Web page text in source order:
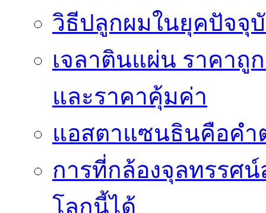
วิธีปลูกผมในยุคปัจจุ
เจลาตินแผ่น ราคาถู
และราคาคุ้มค่า
แอสตาแซนธินคือค
การที่กล้องจุลทรรศ
โลกนี้ได้